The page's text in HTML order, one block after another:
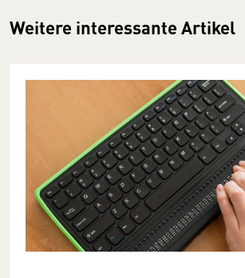
Weitere interessante Artikel